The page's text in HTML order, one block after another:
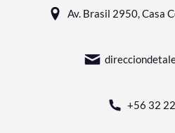
Av. Brasil 2950, Casa
+56 32